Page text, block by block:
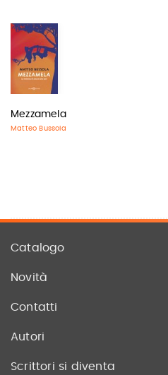
Mezzamela
Matteo Bussola
Catalogo
Novità
Contatti
Autori
Scrittori si diventa